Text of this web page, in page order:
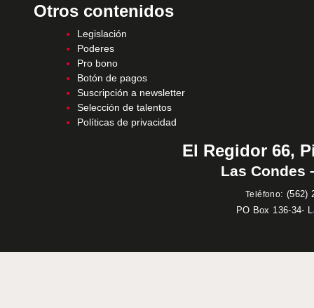
Otros contenidos
Legislación
Poderes
Pro bono
Botón de pagos
Suscripción a newsletter
Selección de talentos
Políticas de privacidad
El Regidor 66,
Las Condes
Teléfono: (562)
PO Box 136-34-